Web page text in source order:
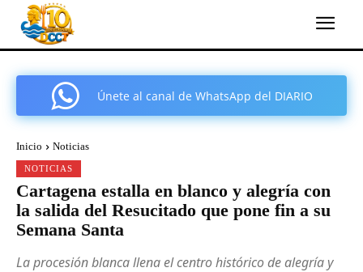
Únete al canal de WhatsApp del DIARIO
Inicio Noticias
NOTICIAS
Cartagena estalla en blanco y alegría con
la salida del Resucitado que pone fin a su
Semana Santa
La procesión blanca llena el centro histórico de alegría y